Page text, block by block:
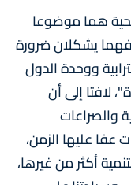
هما موضوعا
يشكلان ضرورة
ووحدة الدول
لافتا إلى أن
والصراعات
عفا عليها الزمن،
أكثر من غيرها،